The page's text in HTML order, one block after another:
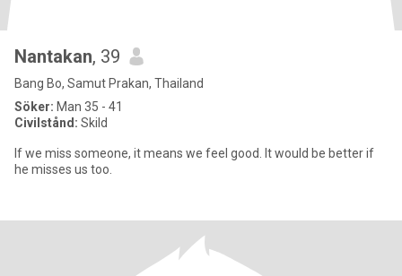
Nantakan, 39
Bang Bo, Samut Prakan, Thailand
Söker: Man 35 - 41
Civilstånd: Skild
If we miss someone, it means we feel good. It would be better if
he misses us too.